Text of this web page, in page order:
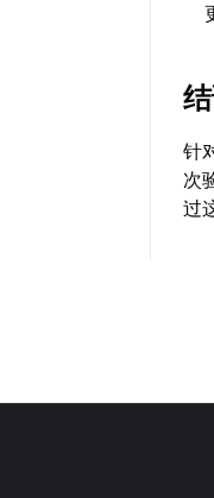
针
次
过